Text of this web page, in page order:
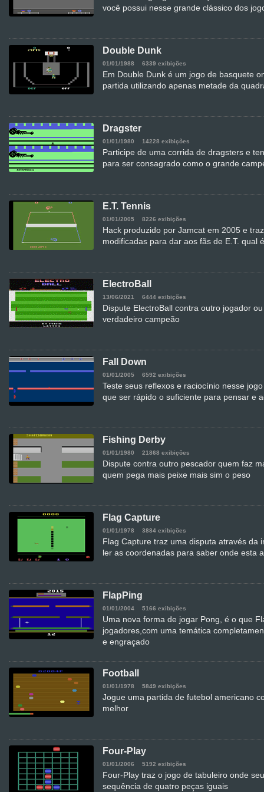
você possui nesse grande clássico dos
Double Dunk
01/01/1988 6339 exibições
Em Double Dunk é um jogo de basquete
partida utilizando apenas metade da
Dragster
01/01/1980 14228 exibições
Participe de uma corrida de dragsters e
para ser consagrado como o grande
E.T. Tennis
01/01/2005 8226 exibições
Hack produzido por Jamcat em 2005 e
modificadas para dar aos fãs de E.T. qual
ElectroBall
13/06/2021 6444 exibições
Dispute ElectroBall contra outro jogador
verdadeiro campeão
Fall Down
01/01/2005 6592 exibições
Teste seus reflexos e raciocínio nesse
que ser rápido o suficiente para pensar e
Fishing Derby
01/01/1980 21868 exibições
Dispute contra outro pescador quem faz
quem pega mais peixe mais sim o peso
Flag Capture
01/01/1978 3884 exibições
Flag Capture traz uma disputa através da
ler as coordenadas para saber onde esta
FlapPing
01/01/2004 5166 exibições
Uma nova forma de jogar Pong, é o que
jogadores,com uma temática
e engraçado
Football
01/01/1978 5849 exibições
Jogue uma partida de futebol americano
melhor
Four-Play
01/01/2006 5192 exibições
Four-Play traz o jogo de tabuleiro onde
sequência de quatro peças iguais